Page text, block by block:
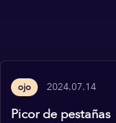
ojo 2024.07.14
Picor de pestañas